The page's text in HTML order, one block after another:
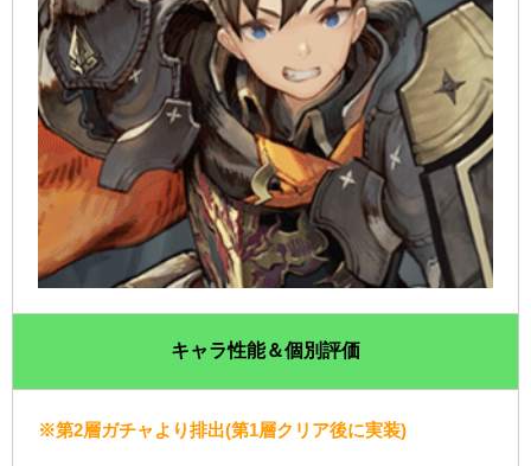
キャラ性能＆個別評価
※第2層ガチャより排出(第1層クリア後に実装)